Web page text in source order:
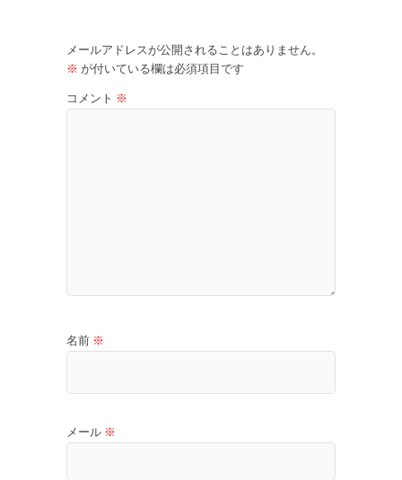
メールアドレスが公開されることはありません。
※ が付いている欄は必須項目です
コメント ※
名前 ※
メール ※